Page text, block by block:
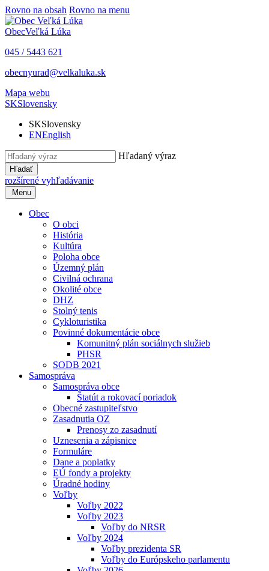
Rovno na obsah Rovno na menu
ObecVeľká Lúka
045 / 5443 621
obecnyurad@velkaluka.sk
Mapa webu
SKSlovensky
SKSlovensky
ENEnglish
Hľadaný výraz
Hľadať
rozšírené vyhľadávanie
Menu
Obec
O obci
História
Kultúra
Poloha obce
Územný plán
Civilná ochrana
Okolité obce
DHZ
Stolný tenis
Cykloturistika
Povinné dokumentácie obce
Komunitný plán sociálnych služieb
PHSR
SODB 2021
Samospráva
Samospráva obce
Štatút a rokovací poriadok
Obecné zastupiteľstvo
Zasadnutia OZ
Prenosy zo zasadnutí
Uznesenia a zápisnice
Formuláre
Dane a poplatky
EÚ fondy a projekty
Úradné hodiny
Voľby
Voľby 2022
Voľby 2023
Voľby do NRSR
Voľby 2024
Voľby prezidenta SR
Voľby do Európskeho parlamentu